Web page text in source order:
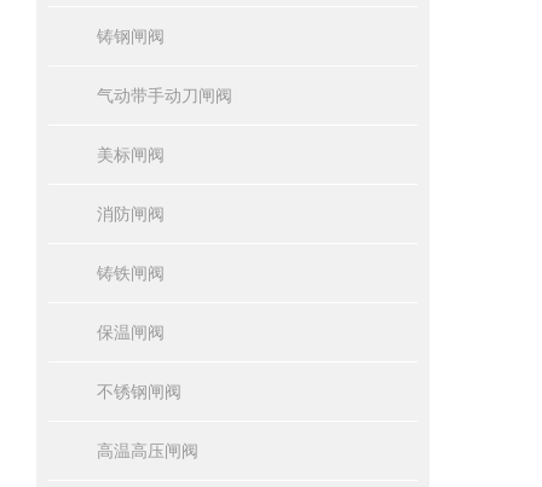
铸钢闸阀
气动带手动刀闸阀
美标闸阀
消防闸阀
铸铁闸阀
保温闸阀
不锈钢闸阀
高温高压闸阀